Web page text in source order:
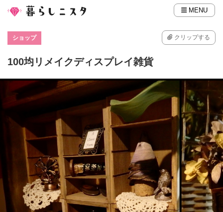
MENU
ショップ クリップする
100均リメイクディスプレイ雑貨